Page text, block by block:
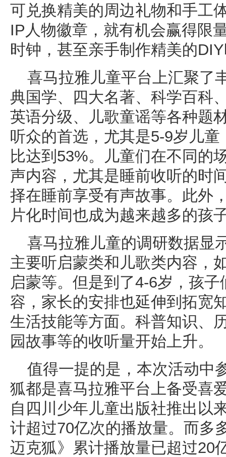
可兑换精美的周边礼物和手工
IP人物徽章，就有机会赢得限
时钟，甚至亲手制作精美的
喜马拉雅儿童平台上汇聚了
典国学、四大名著、科学百科
英语分级、儿歌童谣等各种题
听众的首选，尤其是5-9岁儿
比达到53%。儿童们在不同的
声内容，尤其是睡前收听的时
择在睡前享受有声故事。此外
片化时间也成为越来越多的孩
喜马拉雅儿童的调研数据显
主要听启蒙类和儿歌类内容，
启蒙等。但是到了4-6岁，孩
容，家长的安排也延伸到拓宽
生活技能等方面。科普知识、
园故事等的收听量开始上升。
值得一提的是，本次活动中
狐都是喜马拉雅平台上备受喜
自四川少年儿童出版社推出以
计超过70亿次的播放量。而多
迈克狐》累计播放量已超过20